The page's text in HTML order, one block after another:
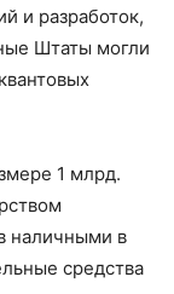
и разработок,
Штаты могли
1 млрд.
наличными в
средства